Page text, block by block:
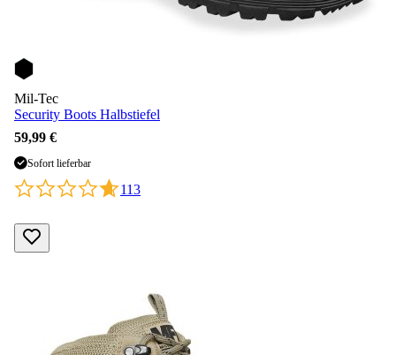
Mil-Tec
Security Boots Halbstiefel
59,99 €
Sofort lieferbar
113